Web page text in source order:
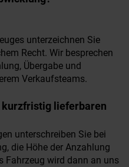
unterzeichnen Sie
Recht. Wir besprechen
Übergabe und
Verkaufsteams.
kurzfristig lieferbaren
unterschreiben Sie bei
die Höhe der Anzahlung
Fahrzeug wird dann an uns